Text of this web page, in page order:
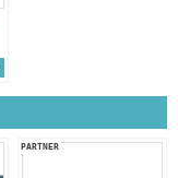
PARTNER